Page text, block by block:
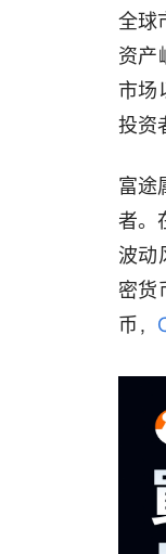
全球
资产
市场
投资
富途
者。
波动
密货
币，